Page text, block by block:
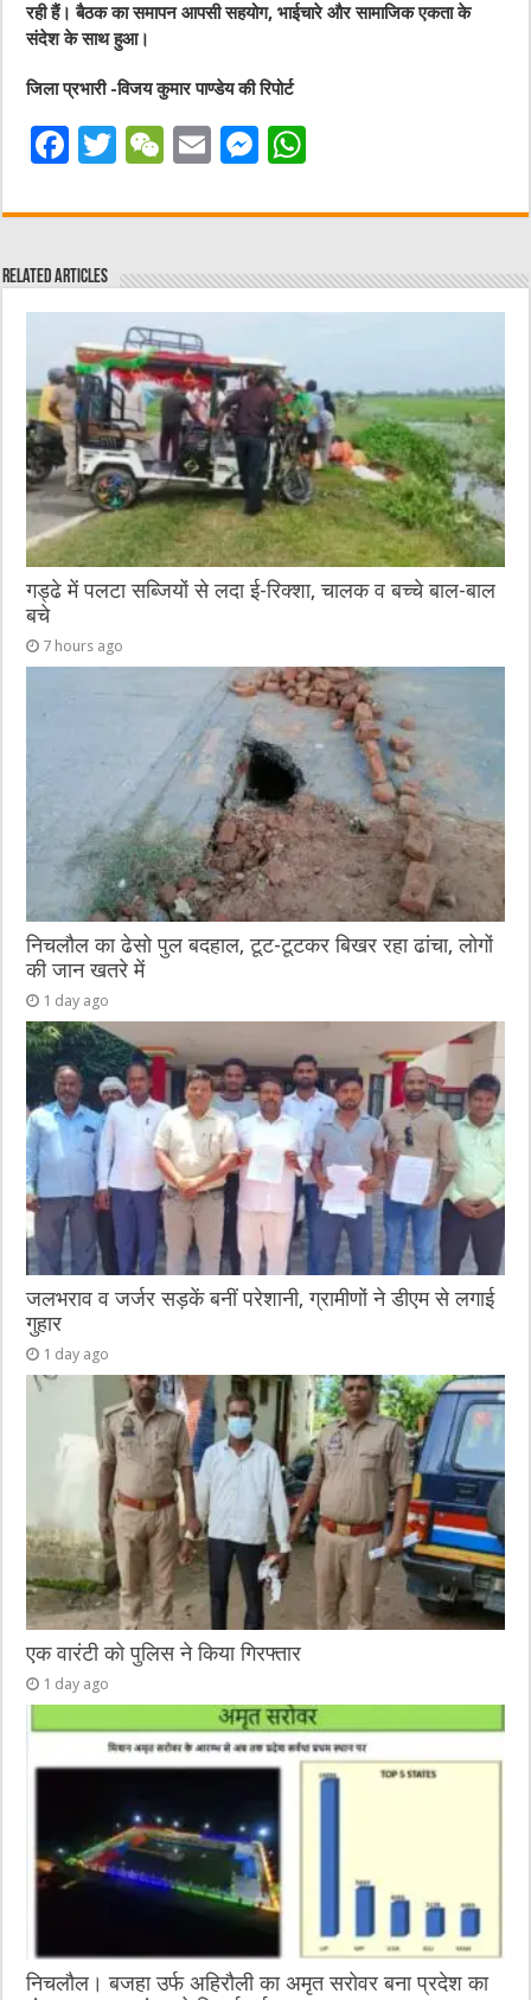
रही हैं। बैठक का समापन आपसी सहयोग, भाईचारे और सामाजिक एकता के
संदेश के साथ हुआ।
जिला प्रभारी -विजय कुमार पाण्डेय की रिपोर्ट
F
c
e
b
o
o
k
T
it
r
W
C
at
E
ai
M
ss
n
er
at
A
p
Related Articles
गड्ढे में पलटा सब्जियों से लदा ई-रिक्शा, चालक व बच्चे बाल-बाल
बचे
7 hours ago
निचलौल का ढेसो पुल बदहाल, टूट-टूटकर बिखर रहा ढांचा, लोगों
की जान खतरे में
1 day ago
जलभराव व जर्जर सड़कें बनीं परेशानी, ग्रामीणों ने डीएम से लगाई
गुहार
1 day ago
एक वारंटी को पुलिस ने किया गिरफ्तार
1 day ago
निचलौल। बजहा उर्फ अहिरौली का अमृत सरोवर बना प्रदेश का